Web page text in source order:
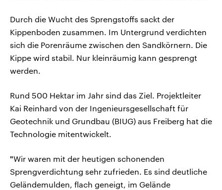
Durch die Wucht des Sprengstoffs sackt der
Kippenboden zusammen. Im Untergrund verdichten
sich die Porenräume zwischen den Sandkörnern. Die
Kippe wird stabil. Nur kleinräumig kann gesprengt
werden.
Rund 500 Hektar im Jahr sind das Ziel. Projektleiter
Kai Reinhard von der Ingenieursgesellschaft für
Geotechnik und Grundbau (BIUG) aus Freiberg hat die
Technologie mitentwickelt.
"Wir waren mit der heutigen schonenden
Sprengverdichtung sehr zufrieden. Es sind deutliche
Geländemulden, flach geneigt, im Gelände